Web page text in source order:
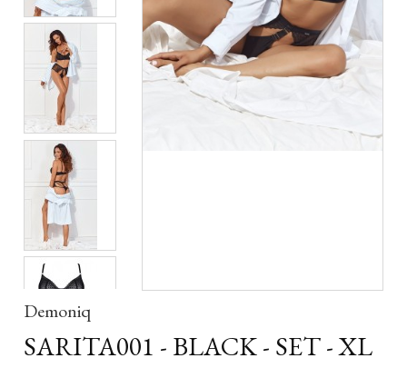
Demoniq
SARITA001 - BLACK - SET - XL